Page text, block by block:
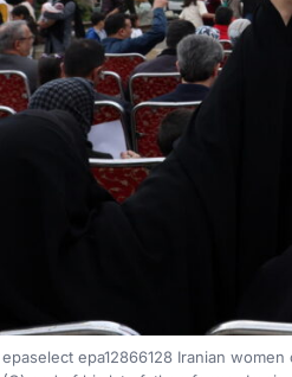
epaselect epa12866128 Iranian